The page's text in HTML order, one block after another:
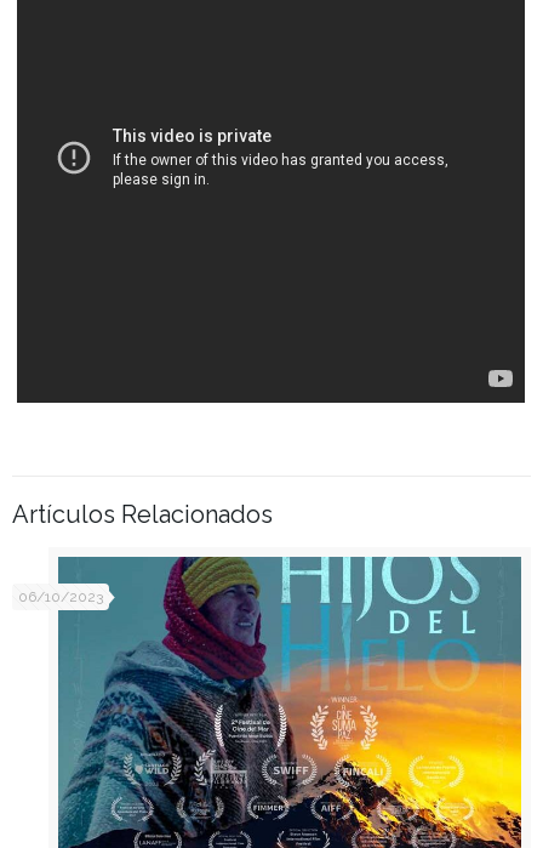
Artículos Relacionados
06/10/2023